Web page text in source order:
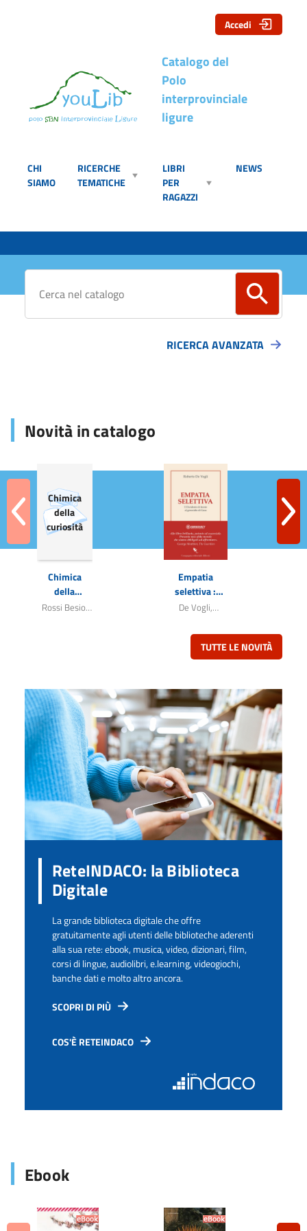
Catalogo del
Polo
interprovinciale
ligure
CHI
SIAMO
RICERCHE
TEMATICHE
LIBRI
PER
RAGAZZI
NEWS
Accedi
Cerca su "Catalogo"
RICERCA AVANZATA
Novità in catalogo
Chimica
della
curiosità
Chimica
della
curiosità
Rossi Besio,
Empatia
selettiva :
perché
rimasto a
lungo
indifferente al
Gaza
De Vogli,
TUTTE LE NOVITÀ
ReteINDACO: la Biblioteca
Digitale
La grande biblioteca digitale che offre
gratuitamente agli utenti delle biblioteche aderenti
alla sua rete: ebook, musica, video, dizionari, film,
corsi di lingue, audiolibri, e.learning, videogiochi,
banche dati e molto altro ancora.
SCOPRI DI PIÙ
COS'È RETEINDACO
Ebook